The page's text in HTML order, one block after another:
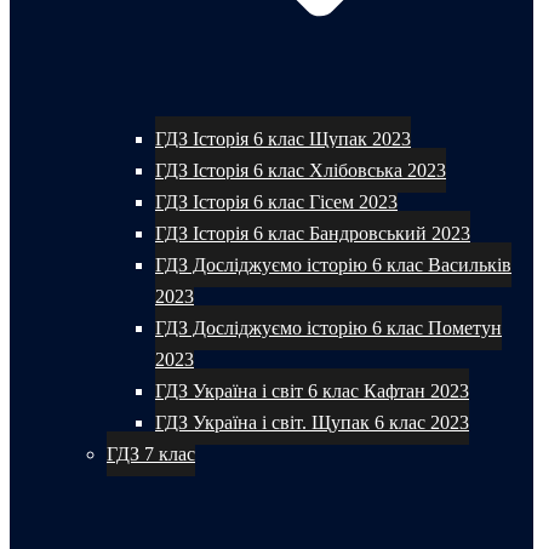
ГДЗ Історія 6 клас Щупак 2023
ГДЗ Історія 6 клас Хлібовська 2023
ГДЗ Історія 6 клас Гісем 2023
ГДЗ Історія 6 клас Бандровський 2023
ГДЗ Досліджуємо історію 6 клас Васильків
2023
ГДЗ Досліджуємо історію 6 клас Пометун
2023
ГДЗ Україна і світ 6 клас Кафтан 2023
ГДЗ Україна і світ. Щупак 6 клас 2023
ГДЗ 7 клас